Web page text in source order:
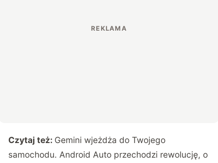
Czytaj też: Gemini wjeżdża do Twojego
samochodu. Android Auto przechodzi rewolucję, o